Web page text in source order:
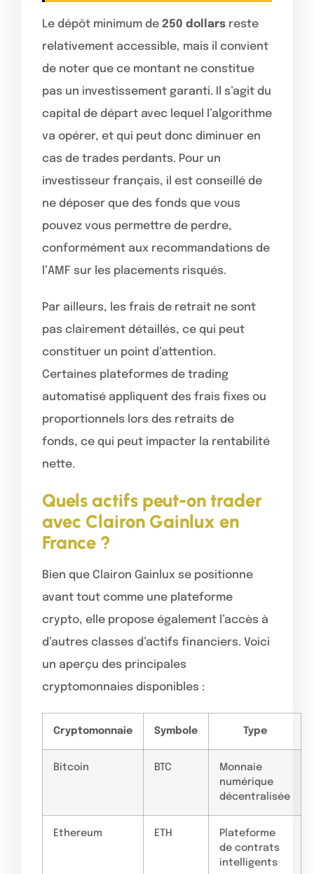
Le dépôt minimum de 250 dollars reste
relativement accessible, mais il convient
de noter que ce montant ne constitue
pas un investissement garanti. Il s’agit du
capital de départ avec lequel l’algorithme
va opérer, et qui peut donc diminuer en
cas de trades perdants. Pour un
investisseur français, il est conseillé de
ne déposer que des fonds que vous
pouvez vous permettre de perdre,
conformément aux recommandations de
l’AMF sur les placements risqués.
Par ailleurs, les frais de retrait ne sont
pas clairement détaillés, ce qui peut
constituer un point d’attention.
Certaines plateformes de trading
automatisé appliquent des frais fixes ou
proportionnels lors des retraits de
fonds, ce qui peut impacter la rentabilité
nette.
Quels actifs peut-on trader
avec Clairon Gainlux en
France ?
Bien que Clairon Gainlux se positionne
avant tout comme une plateforme
crypto, elle propose également l’accès à
d’autres classes d’actifs financiers. Voici
un aperçu des principales
cryptomonnaies disponibles :
Cryptomonnaie Symbole Type
Bitcoin BTC
Monnaie
numérique
décentralisée
Ethereum ETH
Plateforme
de contrats
intelligents